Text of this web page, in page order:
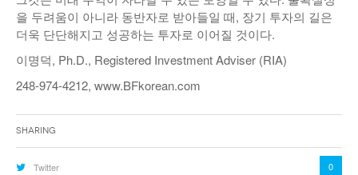
을 두려움이 아니라 동반자로 받아들일 때, 장기 투자의 길은
더욱 단단해지고 성공하는 투자로 이어질 것이다.
이명덕, Ph.D., Registered Investment Adviser (RIA)
248-974-4212, www.BFkorean.com
Sharing
Twitter 0